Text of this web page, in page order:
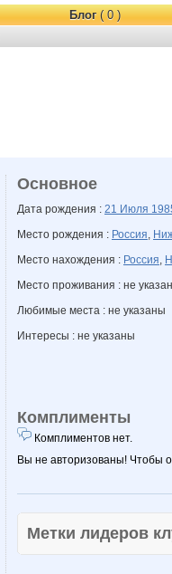
Блог( 0 )
Основное
Дата рождения : 21 Июля
Место рождения : Россия,
Место нахождения : Россия,
Место проживания : не
Любимые места : не указаны
Интересы : не указаны
Комплименты
Комплиментов нет.
Вы не авторизованы! Чтобы
Метки лидеров